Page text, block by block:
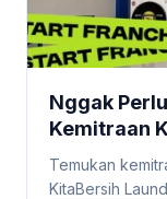
Nggak
Kemitraan
Modal
Temukan
KitaBersih